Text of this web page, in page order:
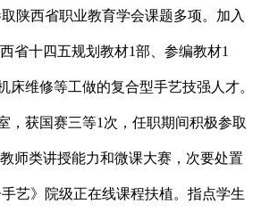
陕西省职业教育学会课题多项。加入
省十四五规划教材1部、参编教材1
维修等工做的复合型手艺技强人才。
，获国赛三等1次，任职期间积极参取
师类讲授能力和微课大赛，次要处置
艺》院级正在线课程扶植。指点学生